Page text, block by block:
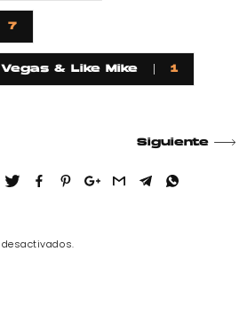
7
& Like Mike 1
Siguiente